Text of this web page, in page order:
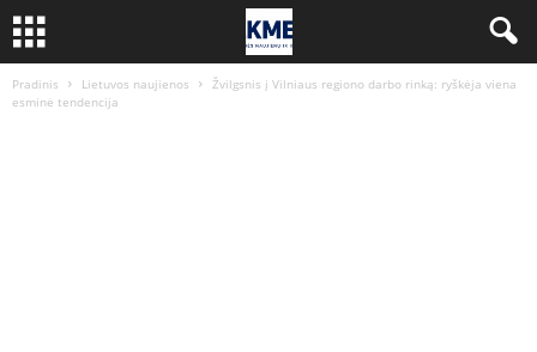
Pradinis Lietuvos naujienos
Žvilgsnis į Vilniaus regiono darbo rinką: ryškėja viena
esminė tendencija